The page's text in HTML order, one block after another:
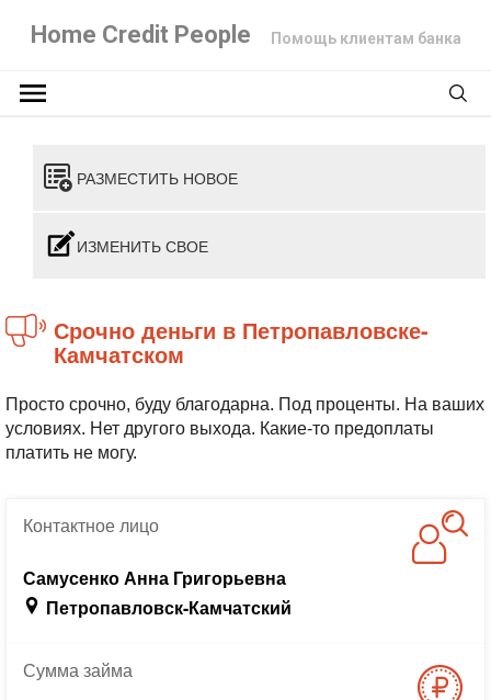
Home Credit People Помощь клиентам банка
РАЗМЕСТИТЬ НОВОЕ
ИЗМЕНИТЬ СВОЕ
Срочно деньги в Петропавловске-
Камчатском
Просто срочно, буду благодарна. Под проценты. На ваших
условиях. Нет другого выхода. Какие-то предоплаты
платить не могу.
Контактноелицо
Самусенко Анна Григорьевна
Петропавловск-Камчатский
Суммазайма